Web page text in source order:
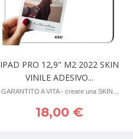
IPAD PRO 12,9" M2 2022 SKIN
VINILE ADESIVO...
GARANTITO A VITA - creare una SKIN...
18,00 €